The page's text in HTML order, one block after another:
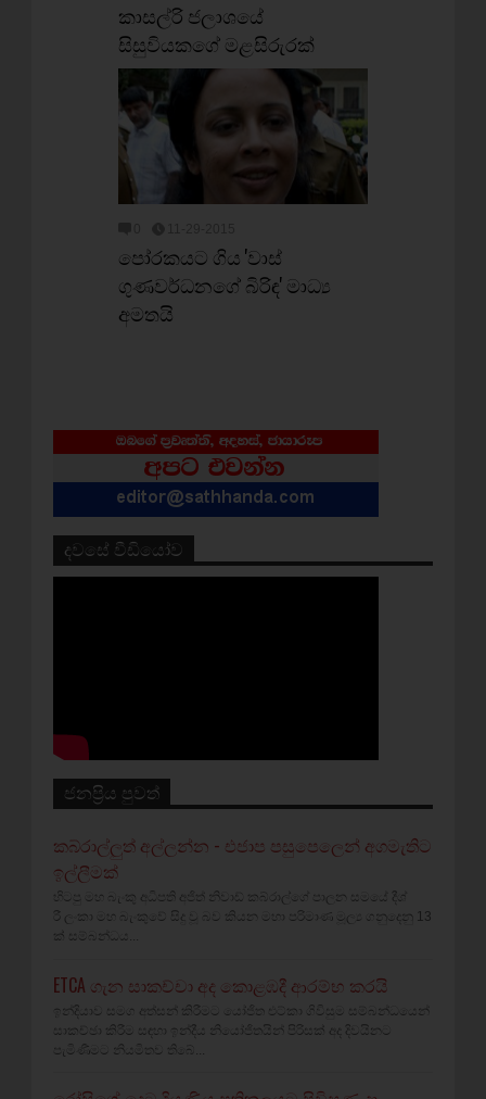
කාසල්රි ජලාශයේ
සිසුවියකගේ මළසිරුරක්
පෝරකයට ගිය 'වාස්
ගුණවර්ධනගේ බිරිඳ' මාධ්‍ය
අමතයි
දවසේ වීඩියෝව
ජනප්‍රිය පුවත්
කබ්රාල්ලුත් අල්ලන්න - එජාප පසුපෙලෙන් අගමැතිට
ඉල්ලීමක්
හිටපු මහ බැංකු අධිපති අජිත් නිවාඩ් කබ්රාල්ගේ පාලන සමයේ දීශ්‍
රී ලංකා මහ බැංකුවේ සිදු වූ බව කියන මහා පරිමාණ මූල්‍ය ගනුදෙනු 13
ක් සම්බන්ධය...
ETCA ගැන සාකච්චා අද කොළඹදී ආරම්භ කරයි
ඉන්දියාව සමග අත්සන් කිරීමට යෝජිත එට්කා ගිවිසුම සම්බන්ධයෙන්
සාකච්ඡා කිරීම සඳහා ඉන්දීය නියෝජිතයින් පිරිසක් අද දිවයිනට
පැමිණීමට නියමිතව තිබේ...